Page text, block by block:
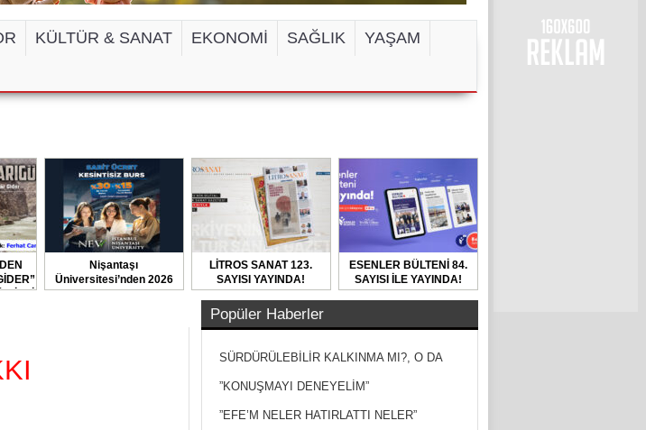
KÜLTÜR & SANAT EKONOMİ SAĞLIK
YAŞAM
İLGİ
Nişantaşı
Üniversitesi’nden 2026
YKS Adaylarına Çifte
LİTROS SANAT 123.
SAYISI YAYINDA!
ESENLER BÜLTENİ 84.
SAYISI İLE YAYINDA!
Popüler Haberler
SÜRDÜRÜLEBİLİR KALKINMA MI?, O DA
NEYMİŞ?
”KONUŞMAYI DENEYELİM”
”EFE’M NELER HATIRLATTI NELER”